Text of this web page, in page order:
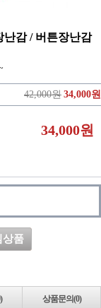
난감 / 버튼장난감
42,000원 34,000원
34,000원
상품
상품문의(0)